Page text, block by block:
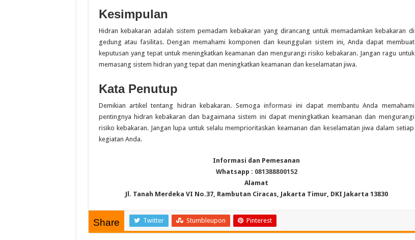
Kesimpulan
Hidran kebakaran adalah sistem pemadam kebakaran yang dirancang untuk memadamkan kebakaran di
gedung atau fasilitas. Dengan memahami komponen dan keunggulan sistem ini, Anda dapat membuat
keputusan yang tepat untuk meningkatkan keamanan dan mengurangi risiko kebakaran. Jangan ragu untuk
memasang sistem hidran yang tepat dan meningkatkan keamanan dan keselamatan jiwa.
Kata Penutup
Demikian artikel tentang hidran kebakaran. Semoga informasi ini dapat membantu Anda memahami
pentingnya hidran kebakaran dan bagaimana sistem ini dapat meningkatkan keamanan dan mengurangi
risiko kebakaran. Jangan lupa untuk selalu memprioritaskan keamanan dan keselamatan jiwa dalam setiap
kegiatan Anda.
Informasi dan Pemesanan
Whatsapp : 081388800152
Alamat
Jl. Tanah Merdeka VI No.37, Rambutan Ciracas, Jakarta Timur, DKI Jakarta 13830
Share Twitter Stumbleupon Pinterest